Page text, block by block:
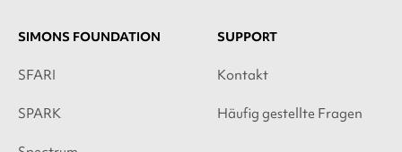
SIMONS FOUNDATION
SFARI
SPARK
SUPPORT
Kontakt
Häufig gestellte Fragen